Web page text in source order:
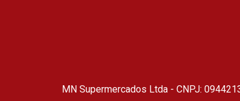
MN Supermercados Ltda - CNPJ: